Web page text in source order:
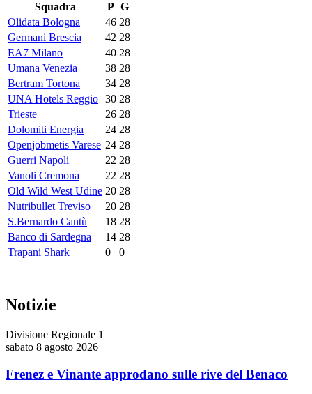
Squadra P G
Olidata Bologna
46 28
Germani Brescia
42 28
EA7 Milano
40 28
Umana Venezia
38 28
Bertram Tortona
34 28
UNA Hotels Reggio 30 28
Trieste
26 28
Dolomiti Energia
24 28
Openjobmetis Varese 24 28
Guerri Napoli
22 28
Vanoli Cremona
22 28
Old Wild West Udine 20 28
Nutribullet Treviso
20 28
S.Bernardo Cantù
18 28
Banco di Sardegna
14 28
Trapani Shark
0 0
Notizie
Divisione Regionale 1
sabato 8 agosto 2026
Frenez e Vinante approdano sulle rive del Benaco